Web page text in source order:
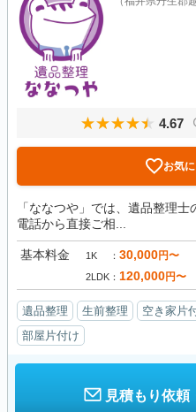
4.67
お気
「ななつや」では、遺品整理
電話から直接ご相...
基本料金 1K 30,000円〜
2LDK 120,000円〜
遺品整理 生前整理 空き家片
部屋片付け
見積もり依頼